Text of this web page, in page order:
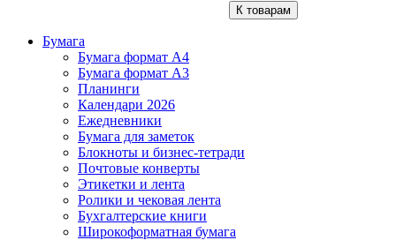
К товарам
Бумага
Бумага формат А4
Бумага формат А3
Планинги
Календари 2026
Ежедневники
Бумага для заметок
Блокноты и бизнес-тетради
Почтовые конверты
Этикетки и лента
Ролики и чековая лента
Бухгалтерские книги
Широкоформатная бумага